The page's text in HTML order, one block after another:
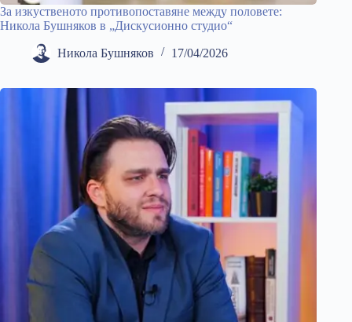
За изкуственото противопоставяне между половете:
Никола Бушняков в „Дискусионно студио“
Никола Бушняков 17/04/2026